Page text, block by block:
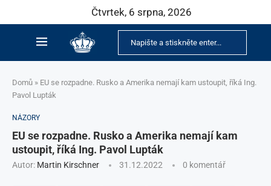
Čtvrtek, 6 srpna, 2026
Domů » EU se rozpadne. Rusko a Amerika nemají kam ustoupit, říká Ing.
Pavol Lupták
NÁZORY
EU se rozpadne. Rusko a Amerika nemají kam
ustoupit, říká Ing. Pavol Lupták
Autor: Martin Kirschner 31.12.2022 0 komentář